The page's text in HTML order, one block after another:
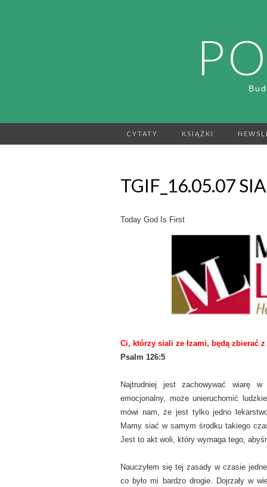
CYTATY KSIĄŻKI
TGIF_16.05.07
Today God Is First
Ci, którzy siali ze łzami, będą zbierać
Psalm 126:5
Najtrudniej jest zachowywać wiarę
emocjonalny, może unieruchomić
mówi nam, że jest tylko jedno
Mamy siać w samym środku takiego
Jest to akt woli, który wymaga tego,
Nauczyłem się tej zasady w czasie
co było mi bardzo drogie. Dojrzały w